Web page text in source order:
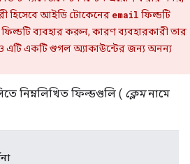
হিসেবে আইডি টোকেনের email ফিল্ডটি
ফিল্ডটি ব্যবহার করুন, কারণ ব্যবহারকারী তার
এটি একটি গুগল অ্যাকাউন্টের জন্য অনন্য
নিম্নলিখিত ফিল্ডগুলি ( ক্লেমনামে